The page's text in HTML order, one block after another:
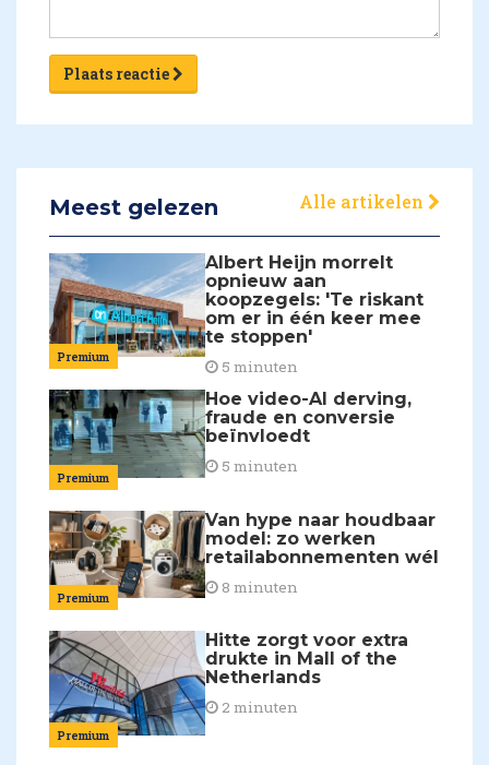
Plaats reactie
Meest gelezen Alle artikelen
Premium
Albert Heijn morrelt
opnieuw aan
koopzegels: 'Te riskant
om er in één keer mee
te stoppen'
5 minuten
Premium
Hoe video-AI derving,
fraude en conversie
beïnvloedt
5 minuten
Premium
Van hype naar houdbaar
model: zo werken
retailabonnementen wél
8 minuten
Premium
Hitte zorgt voor extra
drukte in Mall of the
Netherlands
2 minuten